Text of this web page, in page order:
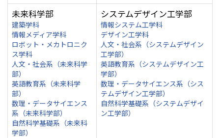
未来科学部
建築学科
情報メディア学科
ロボット・メカトロニク
ス学科
人文・社会系（未来科学
部）
英語教育系（未来科学
部）
数理・データサイエンス
系（未来科学部）
自然科学基礎系（未来科
学部）
システムデザイン工学部
情報システム工学科
デザイン工学科
人文・社会系（システムデザイン
工学部）
英語教育系（システムデザイン工
学部）
数理・データサイエンス系（シス
テムデザイン工学部）
自然科学基礎系（システムデザイ
ン工学部）